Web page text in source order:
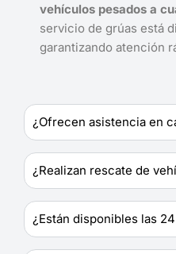
vehículos pesados a
servicio de grúas está
garantizando atención
¿Ofrecen asistencia en
¿Realizan rescate de
¿Están disponibles las